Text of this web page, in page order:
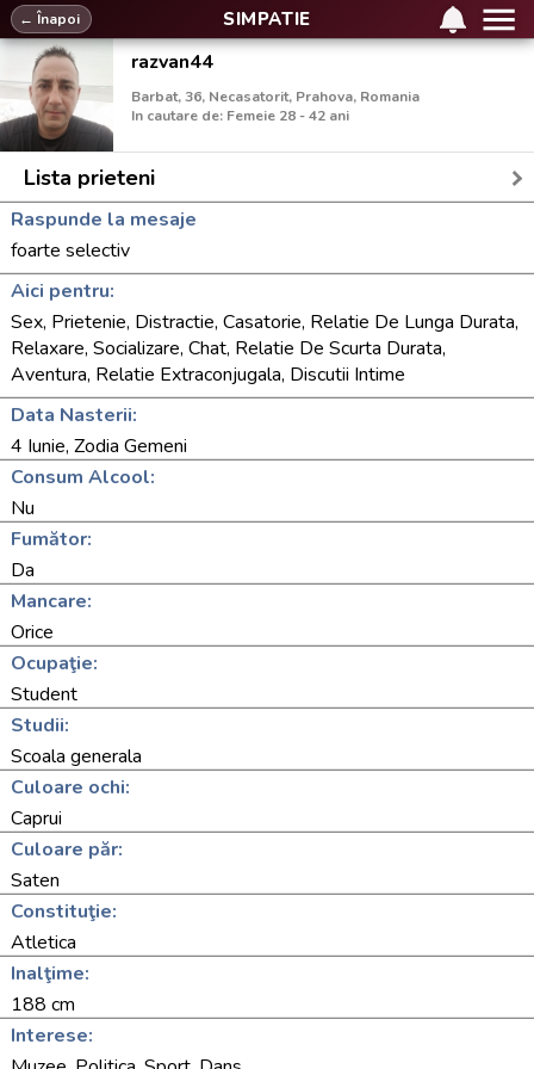
SIMPATIE
← Înapoi
razvan44
Barbat, 36, Necasatorit, Prahova, Romania
In cautare de: Femeie 28 - 42 ani
Lista prieteni
Raspunde la mesaje
foarte selectiv
Aici pentru:
Sex, Prietenie, Distractie, Casatorie, Relatie De Lunga Durata,
Relaxare, Socializare, Chat, Relatie De Scurta Durata,
Aventura, Relatie Extraconjugala, Discutii Intime
Data Nasterii:
4 Iunie, Zodia Gemeni
Consum Alcool:
Nu
Fumător:
Da
Mancare:
Orice
Ocupaţie:
Student
Studii:
Scoala generala
Culoare ochi:
Caprui
Culoare păr:
Saten
Constituţie:
Atletica
Inalţime:
188 cm
Interese: